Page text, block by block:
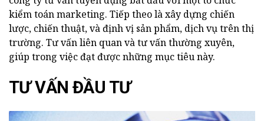
kiểm toán marketing. Tiếp theo là xây dựng chiến
lược, chiến thuật, và định vị sản phẩm, dịch vụ trên thị
trường. Tư vấn liên quan và tư vấn thường xuyên,
giúp trong việc đạt được những mục tiêu này.
TƯ VẤN ĐẦU TƯ